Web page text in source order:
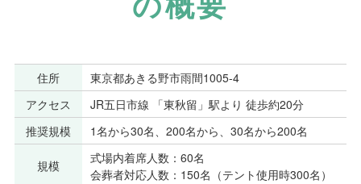
住所
東京都あきる野市雨間1005-4
アクセス
JR五日市線 「東秋留」駅より 徒歩約20分
推奨規模
1名から30名、200名から、30名から200名
規模
式場内着席人数：60名
会葬者対応人数：150名（テント使用時300名）